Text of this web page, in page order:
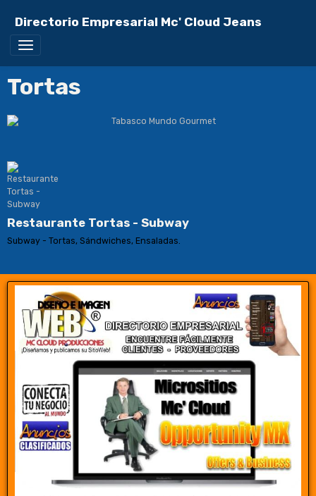
Directorio Empresarial Mc' Cloud Jeans
Tortas
Restaurante Tortas - Subway
Subway - Tortas, Sándwiches, Ensaladas.